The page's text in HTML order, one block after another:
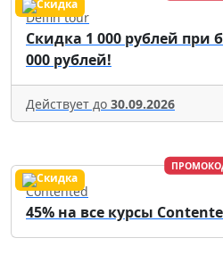
Delfin tour
Скидка 1 000 рублей при
000 рублей!
Действует до 30.09.2026
Contented
45% на все курсы